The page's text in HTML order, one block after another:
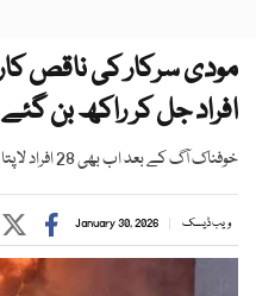
افراد جل کر راکھ بن گئے
خوفناک آگ کے بعد اب بھی 28 افراد لاپتا ہیں
ویب ڈیسک January 30, 2026